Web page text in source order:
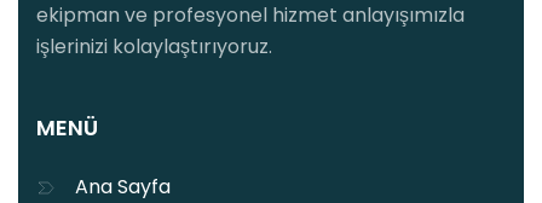
ekipman ve profesyonel hizmet anlayışımızla
işlerinizi kolaylaştırıyoruz.
MENÜ
Ana Sayfa